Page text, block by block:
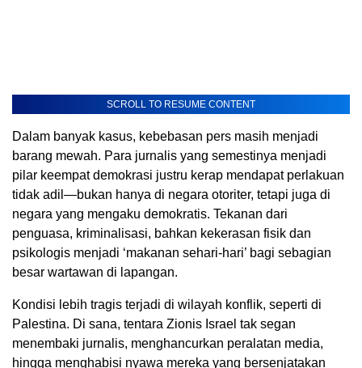
SCROLL TO RESUME CONTENT
Dalam banyak kasus, kebebasan pers masih menjadi
barang mewah. Para jurnalis yang semestinya menjadi
pilar keempat demokrasi justru kerap mendapat perlakuan
tidak adil—bukan hanya di negara otoriter, tetapi juga di
negara yang mengaku demokratis. Tekanan dari
penguasa, kriminalisasi, bahkan kekerasan fisik dan
psikologis menjadi ‘makanan sehari-hari’ bagi sebagian
besar wartawan di lapangan.
Kondisi lebih tragis terjadi di wilayah konflik, seperti di
Palestina. Di sana, tentara Zionis Israel tak segan
menembaki jurnalis, menghancurkan peralatan media,
hingga menghabisi nyawa mereka yang bersenjatakan